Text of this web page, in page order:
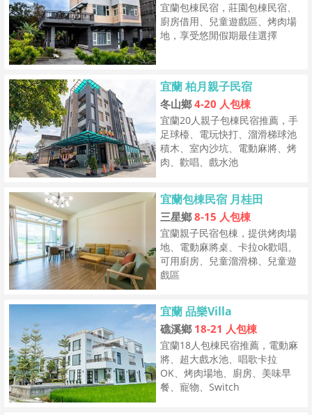
宜蘭包棟民宿，莊園包棟民宿、
廚房借用、兒童遊戲區、烤肉場
地，享受悠閒假期最佳選擇
宜蘭 柏月親子民宿
冬山鄉 4-20 人包棟
宜蘭20人親子包棟民宿推薦，手
足球檯、電玩快打、溜滑梯球池
積木、室內沙坑、電動麻將、烤
肉、歡唱、戲水池
宜蘭包棟民宿 月桂田
三星鄉 8-15 人包棟
宜蘭親子民宿包棟，提供烤肉場
地、電動麻將桌、卡拉ok歡唱、
可用廚房、兒童溜滑梯、兒童遊
戲區
宜蘭 品樂Villa
礁溪鄉 18-21 人包棟
宜蘭18人包棟民宿推薦，電動麻
將、超大戲水池、唱歌卡拉
OK、烤肉場地、廚房、美味早
餐、寵物、Switch